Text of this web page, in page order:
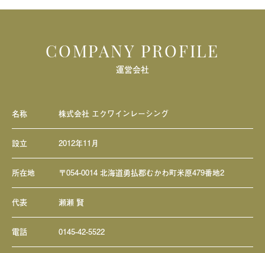
COMPANY PROFILE
運営会社
名称 株式会社 エクワインレーシング
設立 2012年11月
所在地 〒054-0014 北海道勇払郡むかわ町米原479番地2
代表 瀬瀬 賢
電話 0145-42-5522